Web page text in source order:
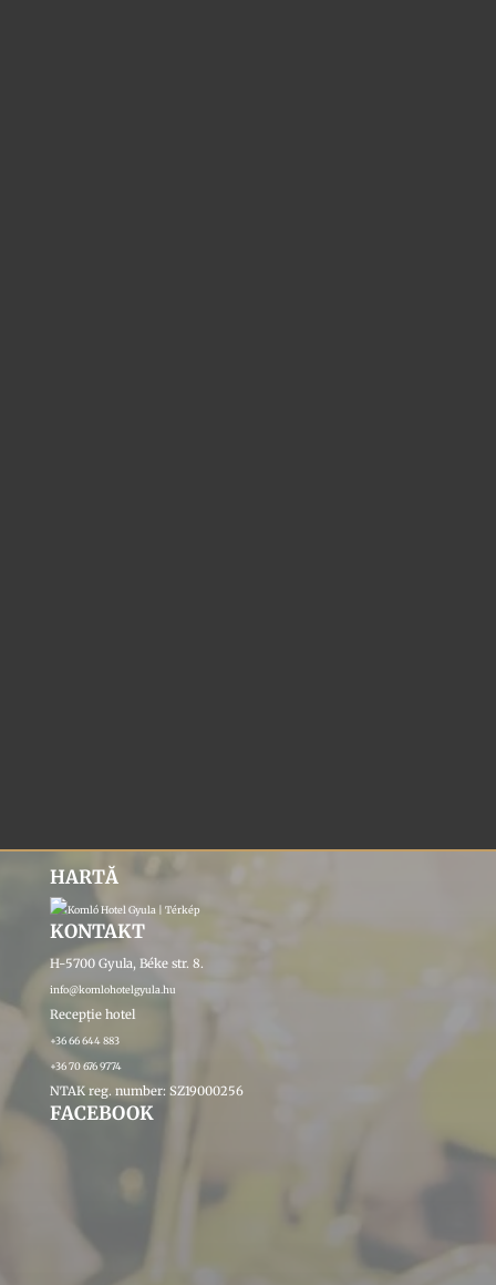
HARTĂ
KONTAKT
H-5700 Gyula, Béke str. 8.
info@komlohotelgyula.hu
Recepție hotel
+36 66 644 883
+36 70 676 9774
NTAK reg. number: SZ19000256
FACEBOOK